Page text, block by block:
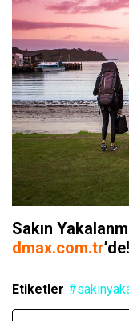
Sakın
dmax.com.tr’de!
Etiketler